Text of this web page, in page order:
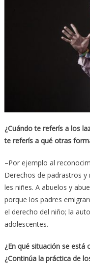
¿Cuándo te referís a los
te referís a qué otras
–Por ejemplo al
Derechos de padrastros y
les niñes. A abuelos y
porque los padres
el derecho del niño; la
adolescentes.
¿En qué situación se está
¿Continúa la práctica de